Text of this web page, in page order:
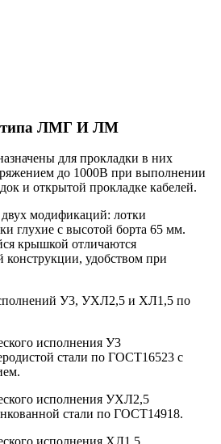
типа ЛМГ И ЛМ
для прокладки в них
до 1000В при выполнении
и открытой прокладке кабелей.
модификаций: лотки
глухие с высотой борта 65 мм.
крышкой отличаются
конструкции, удобством при
У3, УХЛ2,5 и ХЛ1,5 по
исполнения У3
стали по ГОСТ16523 с
исполнения УХЛ2,5
стали по ГОСТ14918.